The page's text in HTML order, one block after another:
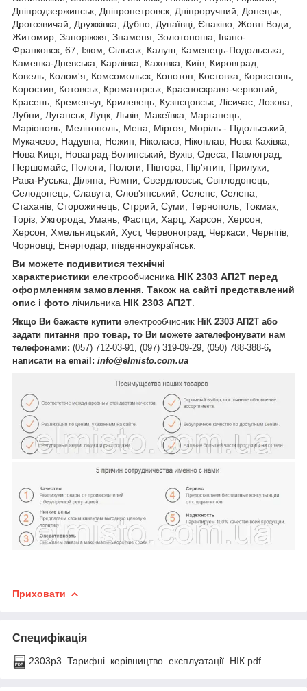
Дніпродзержинськ, Дніпропетровск, Дніпроручний, Донецьк,
Дрогозвичай, Дружківка, Дубно, Дунаївці, Єнаківо, Жовті Води,
Житомир, Запоріжжя, Знаменя, Золотоноша, Івано-
Франковск, 67, Ізюм, Сільськ, Калуш, Каменець-Подольська,
Каменка-Дневська, Карлівка, Каховка, Київ, Кировград,
Ковель, Колом'я, Комсомольск, Конотоп, Костовка, Коростонь,
Коростив, Котовськ, Кроматорськ, Красноскраво-червоний,
Красень, Кременчуг, Крилевець, Кузнєцовськ, Лісичас, Лозова,
Лубни, Луганськ, Луцк, Львів, Макеївка, Марганець,
Маріополь, Мелітополь, Мена, Міргоя, Моріль - Підольський,
Мукачево, Надувна, Нежин, Ніколаєв, Нікоплав, Нова Кахівка,
Нова Киця, Новаград-Волинський, Вухів, Одеса, Павлоград,
Першомайс, Пологи, Пологи, Півтора, Пір'ятин, Прилуки,
Рава-Руська, Діляна, Ромни, Свердловськ, Світлодонець,
Селодонець, Славута, Слов'янський, Селенс, Селена,
Стаханів, Сторожинець, Стррий, Суми, Тернополь, Токмак,
Торіз, Ужгорода, Умань, Фастци, Харц, Харсон, Херсон,
Херсон, Хмельницький, Хуст, Червоноград, Черкаси, Чернігів,
Чорновці, Енергодар, південноукраїнськ.
Ви можете подивитися технічні
характеристики електрообчисника НIК 2303 АП2Т перед
оформленням замовлення. Також на сайті представлений
опис і фото лічильника НIК 2303 АП2Т.
Якщо Ви бажаєте купити електрообчисник НіК 2303 АП2Т або
задати питання про товар, то Ви можете зателефонувати нам
телефонами: (057) 712-03-91, (097) 319-09-29, (050) 788-388-6,
написати на email: info@elmisto.com.ua
Приховати
Специфікація
2303p3_Тарифні_керівництво_експлуатації_НІК.pdf